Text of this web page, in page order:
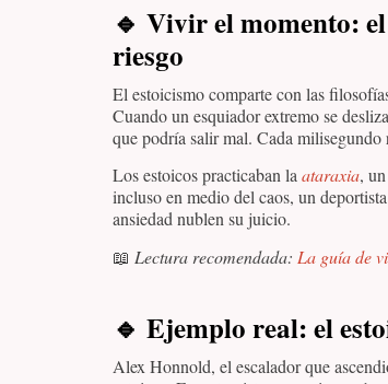
🔹 Vivir el momento:
riesgo
El estoicismo comparte con las
Cuando un esquiador extremo se
que podría salir mal. Cada milisegundo
Los estoicos practicaban la ataraxia,
incluso en medio del caos, un
ansiedad nublen su juicio.
📖 Lectura recomendada: La guía de
🔹 Ejemplo real: el
Alex Honnold, el escalador que